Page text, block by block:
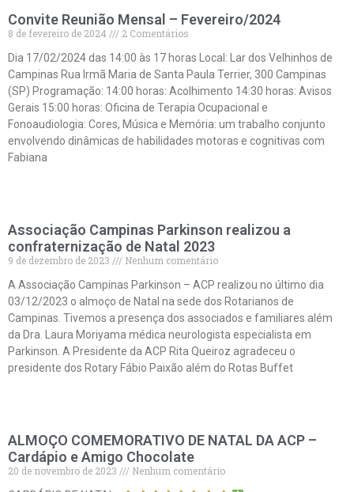
Convite Reunião Mensal – Fevereiro/2024
8 de fevereiro de 2024
2 Comentários
Dia 17/02/2024 das 14:00 às 17 horas Local: Lar dos Velhinhos de
Campinas Rua Irmã Maria de Santa Paula Terrier, 300 Campinas
(SP) Programação: 14:00 horas: Acolhimento 14:30 horas: Avisos
Gerais 15:00 horas: Oficina de Terapia Ocupacional e
Fonoaudiologia: Cores, Música e Memória: um trabalho conjunto
envolvendo dinâmicas de habilidades motoras e cognitivas com
Fabiana
Associação Campinas Parkinson realizou a
confraternização de Natal 2023
9 de dezembro de 2023
Nenhum comentário
A Associação Campinas Parkinson – ACP realizou no último dia
03/12/2023 o almoço de Natal na sede dos Rotarianos de
Campinas. Tivemos a presença dos associados e familiares além
da Dra. Laura Moriyama médica neurologista especialista em
Parkinson. A Presidente da ACP Rita Queiroz agradeceu o
presidente dos Rotary Fábio Paixão além do Rotas Buffet
ALMOÇO COMEMORATIVO DE NATAL DA ACP –
Cardápio e Amigo Chocolate
20 de novembro de 2023
Nenhum comentário